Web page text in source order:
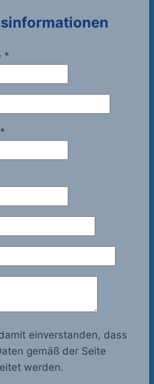
*
*
einverstanden, dass
gemäß der Seite
werden.